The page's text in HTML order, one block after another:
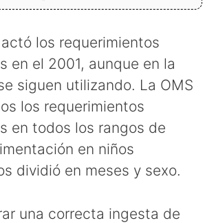
los requerimientos
en el 2001, aunque en la
siguen utilizando. La OMS
los requerimientos
en todos los rangos de
en niños
dividió en meses y sexo.
una correcta ingesta de